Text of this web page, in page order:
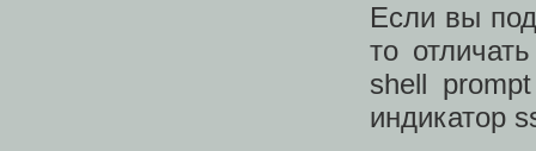
Если вы
то
shell
индикатор